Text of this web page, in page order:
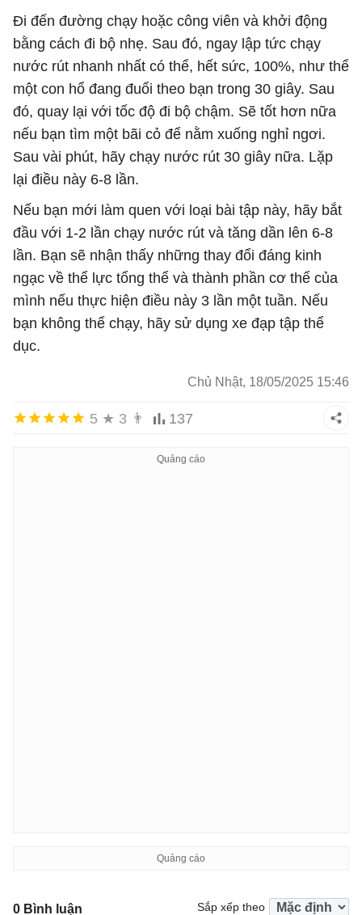
Đi đến đường chạy hoặc công viên và khởi động
bằng cách đi bộ nhẹ. Sau đó, ngay lập tức chạy
nước rút nhanh nhất có thể, hết sức, 100%, như thể
một con hổ đang đuổi theo bạn trong 30 giây. Sau
đó, quay lại với tốc độ đi bộ chậm. Sẽ tốt hơn nữa
nếu bạn tìm một bãi cỏ để nằm xuống nghỉ ngơi.
Sau vài phút, hãy chạy nước rút 30 giây nữa. Lặp
lại điều này 6-8 lần.
Nếu bạn mới làm quen với loại bài tập này, hãy bắt
đầu với 1-2 lần chạy nước rút và tăng dần lên 6-8
lần. Bạn sẽ nhận thấy những thay đổi đáng kinh
ngạc về thể lực tổng thể và thành phần cơ thể của
mình nếu thực hiện điều này 3 lần một tuần. Nếu
bạn không thể chạy, hãy sử dụng xe đạp tập thể
dục.
Chủ Nhật, 18/05/2025 15:46
5 ★ 3 👨 137
0 Bình luận Sắp xếp theo